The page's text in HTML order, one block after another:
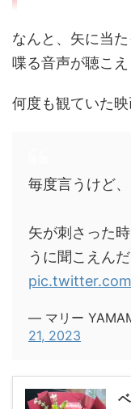
なんと、矢に当
喋る音声が聴こ
何度も観ていた
毎度言うけど
矢が刺さった
うに聞こえんだ
— マリー
21, 2023